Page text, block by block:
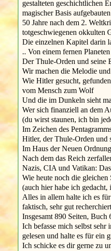
gestalteten geschichtlichen
magischer Basis
50 Jahre nach dem 2.
totgeschwiegenen okkulten
Die einzelnen Kapitel darin
.. Von einem fernen Planeten
Der Thule-Orden und seine
Wir machen die Melodie
Wie Hitler gesucht,
vom Mensch zum Wolf
Und die im Dunkeln sieht
Wer sich finanziell an dem
(du wirst staunen, ich bin
Im Zeichen des
Hitler, der Thule-Orden und
Im Haus der Neuen Ordnung
Nach dem das Reich
Nazis, CIA und Vatikan:
Wie heute noch die
(auch hier habe ich
Alles in allem halte ich es
faktisch, sehr gut
Insgesamt 890 Seiten, Buch
Ich befasse mich selbst
gelesen und halte es für ein
Ich schicke es dir gerne zu